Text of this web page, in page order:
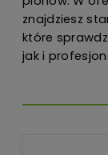
znajdziesz
które
jak i